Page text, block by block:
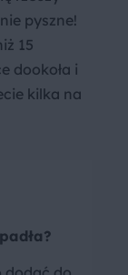
pyszne!
15
dookoła i
kilka na